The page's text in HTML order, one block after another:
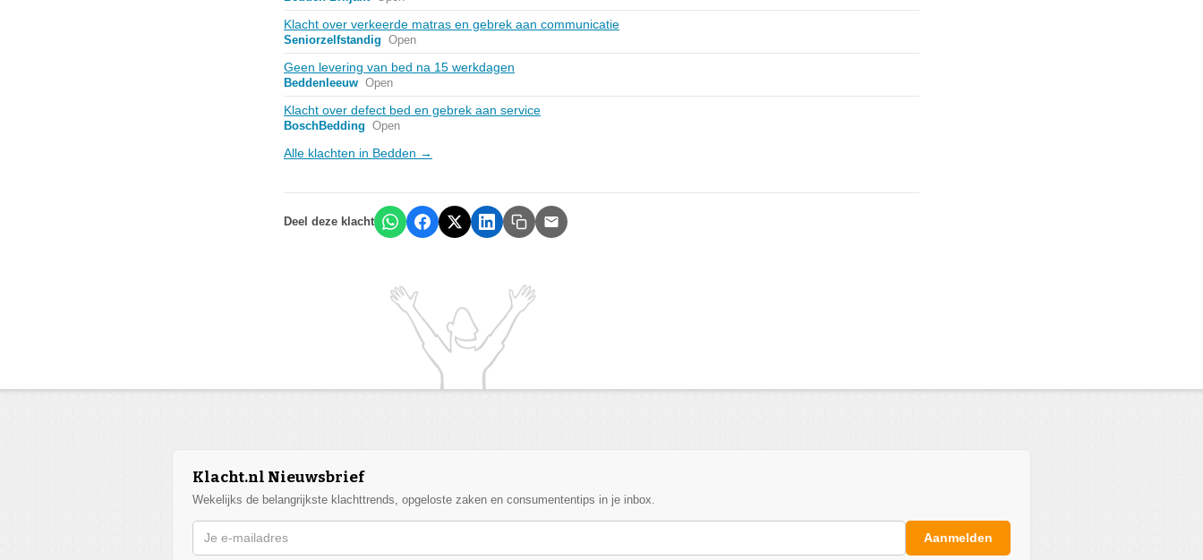
Klacht over verkeerde matras en gebrek aan communicatie
Seniorzelfstandig Open
Geen levering van bed na 15 werkdagen
Beddenleeuw Open
Klacht over defect bed en gebrek aan service
BoschBedding Open
Alle klachten in Bedden →
Deel deze klacht
Klacht.nl Nieuwsbrief
Wekelijks de belangrijkste klachttrends, opgeloste zaken en consumententips in je inbox.
Aanmelden